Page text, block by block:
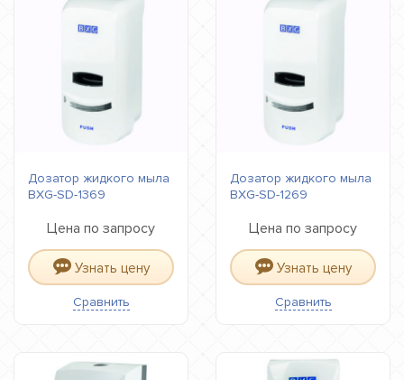
Дозатор жидкого мыла
BXG-SD-1369
Цена по запросу
Узнать цену
Сравнить
Дозатор жидкого мыла
BXG-SD-1269
Цена по запросу
Узнать цену
Сравнить